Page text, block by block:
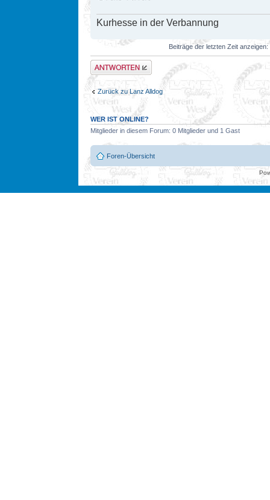
Kurhesse in der Verbannung
Beiträge der letzten Zeit anzeigen:
Antwort erstellen
Zurück zu Lanz Alldog
WER IST ONLINE?
Mitglieder in diesem Forum: 0 Mitglieder und 1 Gast
Foren-Übersicht